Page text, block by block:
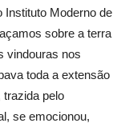
Instituto Moderno de
sobre a terra
vindouras nos
toda a extensão
trazida pelo
se emocionou,